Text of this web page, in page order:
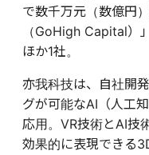
で数千万元（数億円
（GoHigh Capital）
ほか1社。
亦我科技は、自社開
グが可能なAI（人工
応用。VR技術とAI技
効果的に表現できる